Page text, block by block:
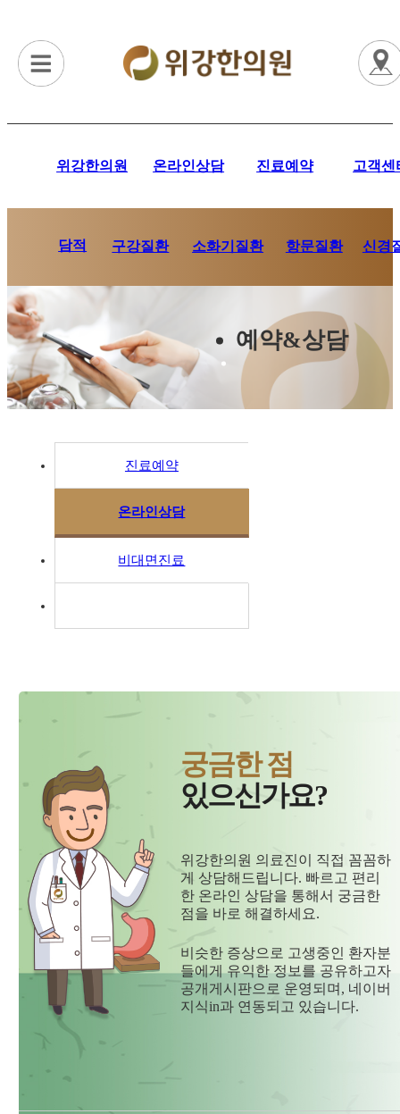
위강한의원 온라인상담 진료예약 고객센
담적 구강질환 소화기질환 항문질환 신경
예약&상담
진료예약
온라인상담
비대면진료
궁금한 점
있으신가요?
위강한의원 의료진이 직접 꼼꼼하
게 상담해드립니다. 빠르고 편리
한 온라인 상담을 통해서 궁금한
점을 바로 해결하세요.
비슷한 증상으로 고생중인 환자분
들에게 유익한 정보를 공유하고자
공개게시판으로 운영되며, 네이버
지식in과 연동되고 있습니다.